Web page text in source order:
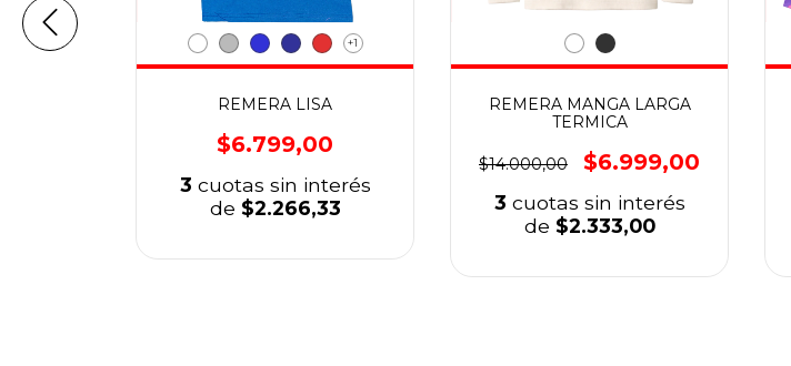
+1
REMERA LISA
$6.799,00
3 cuotas sin interés
de $2.266,33
REMERA MANGA LARGA
TERMICA
$14.000,00 $6.999,00
3 cuotas sin interés
de $2.333,00